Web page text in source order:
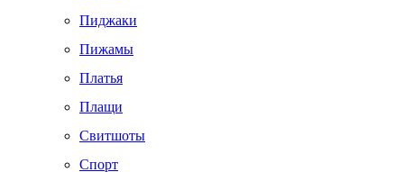
Пиджаки
Пижамы
Платья
Плащи
Свитшоты
Спорт